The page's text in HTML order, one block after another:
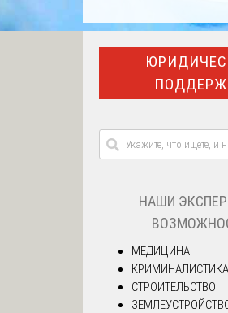
НАШИ
МЕДИЦИНА
КРИМИНАЛИСТИКА
СТРОИТЕЛЬСТВО